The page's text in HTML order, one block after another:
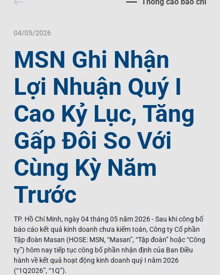
Tin Đầu Tư Tại Việt Nam
Thông Cáo Báo Chí
Ngôn Ngữ
VI
04/05/2026
MSN Ghi Nhận
Lợi Nhuận Quý I
Cao Kỷ Lục, Tăng
Gấp Đôi So Với
Cùng Kỳ Năm
Trước
TP. Hồ Chí Minh, ngày 04 tháng 05 năm 2026 - Sau khi công bố
báo cáo kết quả kinh doanh chưa kiểm toán, Công ty Cổ phần
Tập đoàn Masan (HOSE: MSN, “Masan”, “Tập đoàn” hoặc “Công
ty”) hôm nay tiếp tục công bố phần nhận định của Ban Điều
hành về kết quả hoạt động kinh doanh quý I năm 2026
(“1Q2026”, “1Q”).